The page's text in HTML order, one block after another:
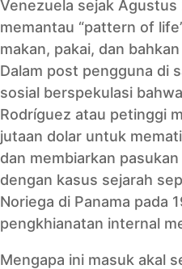
Venezuela sejak
memantau “pattern of
makan, pakai, dan
Dalam post pengguna di
sosial berspekulasi
Rodríguez atau petinggi
jutaan dolar untuk
dan membiarkan
dengan kasus sejarah
Noriega di Panama pada
pengkhianatan internal
Mengapa ini masuk akal